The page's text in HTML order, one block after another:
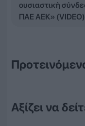
ουσιαστική
ΠΑΕ ΑΕΚ» (VIDEO)
Αξίζει να